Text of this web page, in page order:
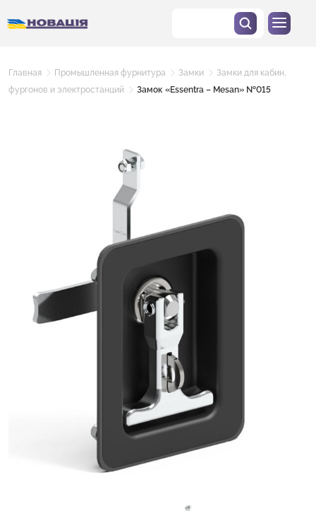
Главная Промышленная фурнитура Замки
Замки для кабин,
фургонов и электростанций
Замок «Essentra – Mesan» №015